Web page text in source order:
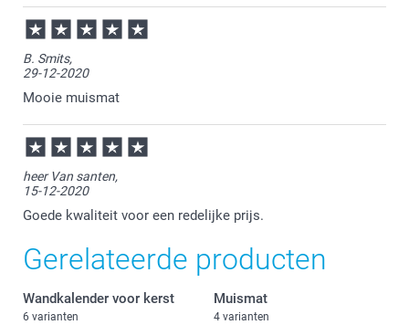
B. Smits,
29-12-2020
Mooie muismat
heer Van santen,
15-12-2020
Goede kwaliteit voor een redelijke prijs.
Gerelateerde producten
Wandkalender voor kerst
6 varianten
Muismat
4 varianten